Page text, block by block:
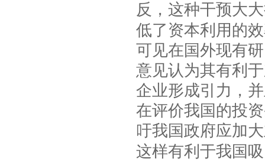
反，这种干预大
低了资本利用的
可见在国外现有
意见认为其有利
企业形成引力，
在评价我国的投
吁我国政府应加
这样有利于我国